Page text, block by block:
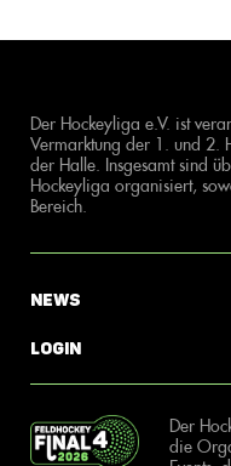
Der Hockeyliga e.V. ist
Vermarktung der 1. und 2.
der Halle. Insgesamt sind
Hockeyliga organisiert,
Bereich.
News
Login
Der
die